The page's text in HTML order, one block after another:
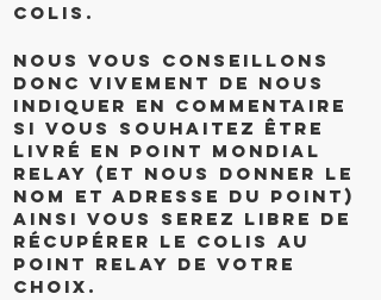
colis.
Nous vous conseillons
donc vivement de nous
indiquer en commentaire
si vous souhaitez être
livré en point MONDIAL
RELAY (et nous donner le
nom et adresse du point)
ainsi vous serez libre de
récupérer le colis au
point relay de votre
choix.